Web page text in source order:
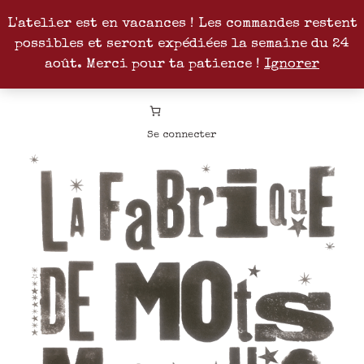
L'atelier est en vacances ! Les commandes restent
possibles et seront expédiées la semaine du 24
août. Merci pour ta patience ! Ignorer
InstagramPinterest Patreon
Se connecter